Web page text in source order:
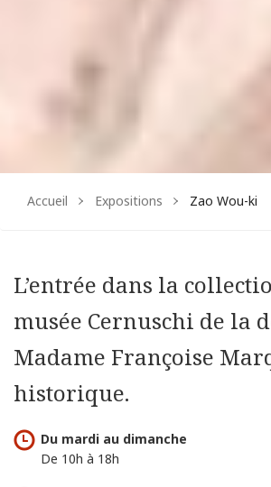
Accueil Expositions Zao Wou-ki
L’entrée dans la
musée Cernuschi de la
Madame Françoise
historique.
Du mardi au dimanche
De 10h à 18h